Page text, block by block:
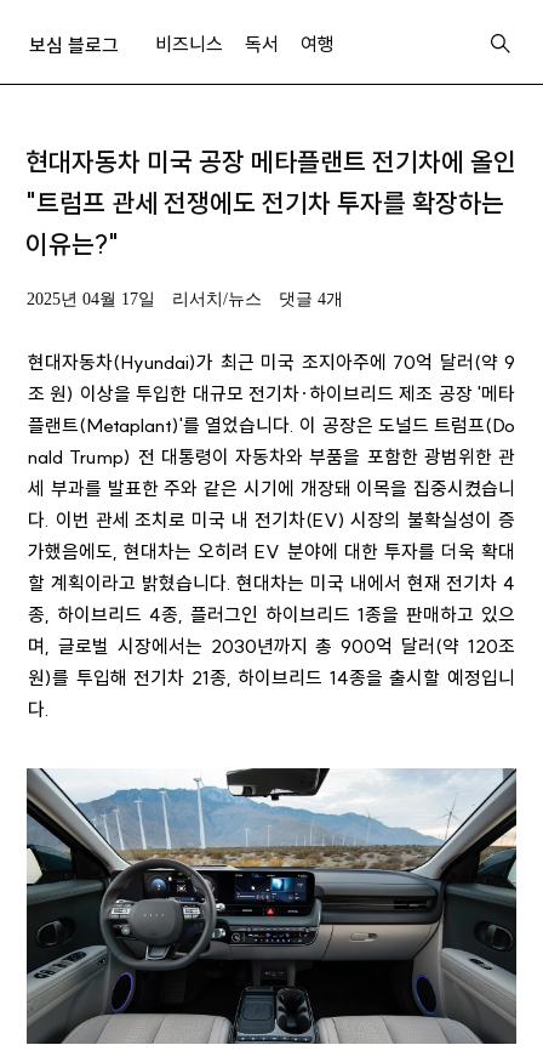
보심 블로그 비즈니스 독서 여행
현대자동차 미국 공장 메타플랜트 전기차에 올인
"트럼프 관세 전쟁에도 전기차 투자를 확장하는
이유는?"
2025년 04월 17일 리서치/뉴스 댓글 4개
현대자동차(Hyundai)가 최근 미국 조지아주에 70억 달러(약 9
조 원) 이상을 투입한 대규모 전기차·하이브리드 제조 공장 '메타
플랜트(Metaplant)'를 열었습니다. 이 공장은 도널드 트럼프(Do
nald Trump) 전 대통령이 자동차와 부품을 포함한 광범위한 관
세 부과를 발표한 주와 같은 시기에 개장돼 이목을 집중시켰습니
다. 이번 관세 조치로 미국 내 전기차(EV) 시장의 불확실성이 증
가했음에도, 현대차는 오히려 EV 분야에 대한 투자를 더욱 확대
할 계획이라고 밝혔습니다. 현대차는 미국 내에서 현재 전기차 4
종, 하이브리드 4종, 플러그인 하이브리드 1종을 판매하고 있으
며, 글로벌 시장에서는 2030년까지 총 900억 달러(약 120조
원)를 투입해 전기차 21종, 하이브리드 14종을 출시할 예정입니
다.